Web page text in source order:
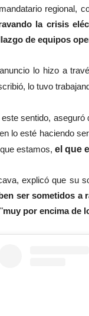
regional,
la crisis
de equipos
lo hizo a
lo tuvo
este sentido, aseguró
lo esté haciendo
estamos, el que
explicó que su
ser sometidos a
muy por encima de